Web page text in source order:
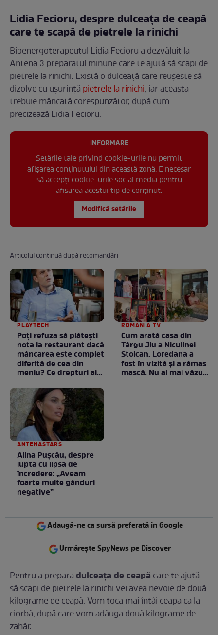
Lidia Fecioru, despre dulceața de ceapă
care te scapă de pietrele la rinichi
Bioenergoterapeutul Lidia Fecioru a dezvăluit la
Antena 3 preparatul minune care te ajută să scapi de
pietrele la rinichi. Există o dulceață care reușește să
dizolve cu ușurință pietrele la rinichi, iar aceasta
trebuie mâncată corespunzător, după cum
precizează Lidia Fecioru.
INFORMARE
Setările tale privind cookie-urile nu permit
afișarea conținutului din această zonă. E necesar
să accepți cookie-urile social media pentru
afisarea acestui tip de conținut.
Modifică setările
Articolul continuă după recomandări
PLAYTECH
Poți refuza să plătești
nota la restaurant dacă
mâncarea este complet
diferită de cea din
meniu? Ce drepturi ai
ROMANIA TV
Cum arată casa din
Târgu Jiu a Niculinei
Stoican. Loredana a
fost în vizită și a rămas
mască. Nu ai mai văzut
ANTENASTARS
Alina Pușcău, despre
lupta cu lipsa de
încredere: „Aveam
foarte multe gânduri
negative”
Adaugă-ne ca sursă preferată în Google
Urmărește SpyNews pe Discover
Pentru a preparadulceața de ceapă care te ajută
să scapi de pietrele la rinichi vei avea nevoie de două
kilograme de ceapă. Vom toca mai întâi ceapa ca la
ciorbă, după care vom adăuga două kilograme de
zahăr.